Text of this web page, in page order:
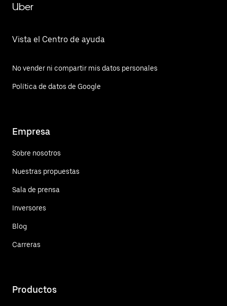
Uber
Vista el Centro de ayuda
No vender ni compartir mis datos personales
Política de datos de Google
Empresa
Sobre nosotros
Nuestras propuestas
Sala de prensa
Inversores
Blog
Carreras
Productos